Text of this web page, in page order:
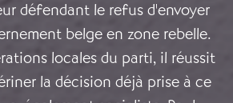
défendant le refus d'envoyer
belge en zone rebelle.
locales du parti, il réussit
la décision déjà prise à ce